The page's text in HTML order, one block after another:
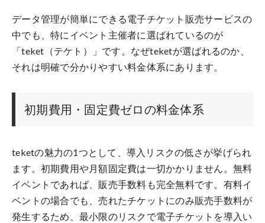
データ管理が簡単にできる電子チケット販売サービスの
中でも、特にイベント主催者に選ばれているのが
「teket（テケト）」です。なぜteketが選ばれるのか、
それは明確で分かりやすい料金体系にあります。
初期費用・固定費ゼロの料金体系
teketの魅力の1つとして、導入リスクの低さが挙げられ
ます。初期費用や月額固定費は一切かかりません。無料
イベントであれば、販売手数料も完全無料です。有料イ
ベントの場合でも、売れたチケットにのみ販売手数料が
発生するため、最小限のリスクで電子チケットを導入い